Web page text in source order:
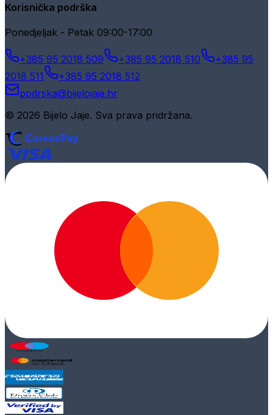
Korisnička podrška
Ponedjeljak - Petak 09:00-17:00
+385 95 2018 509 +385 95 2018 510
+385 95
2018 511
+385 95 2018 512
podrska@bijelojaje.hr
© 2026 Bijelo Jaje. Sva prava pridržana.